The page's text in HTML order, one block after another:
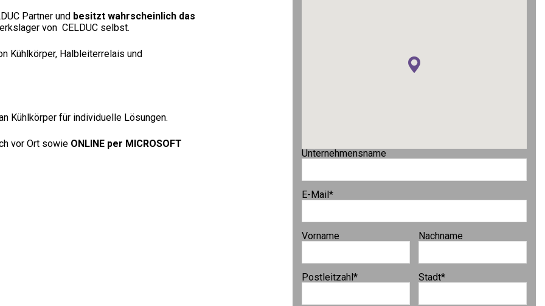
Unternehmensname
E-Mail*
Vorname Nachname
Postleitzahl* Stadt*
Partner und besitzt wahrscheinlich das
von CELDUC selbst.
Kühlkörper, Halbleiterrelais und
Kühlkörper für individuelle Lösungen.
vor Ort sowie ONLINE per MICROSOFT